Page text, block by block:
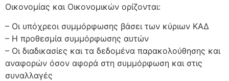
Οικονομίας και Οικονομικών ορίζονται:
– Οι υπόχρεοι συμμόρφωσης βάσει των κύριων ΚΑΔ
– Η προθεσμία συμμόρφωσης αυτών
– Οι διαδικασίες και τα δεδομένα παρακολούθησης και
αναφορών όσον αφορά στη συμμόρφωση και στις
συναλλαγές